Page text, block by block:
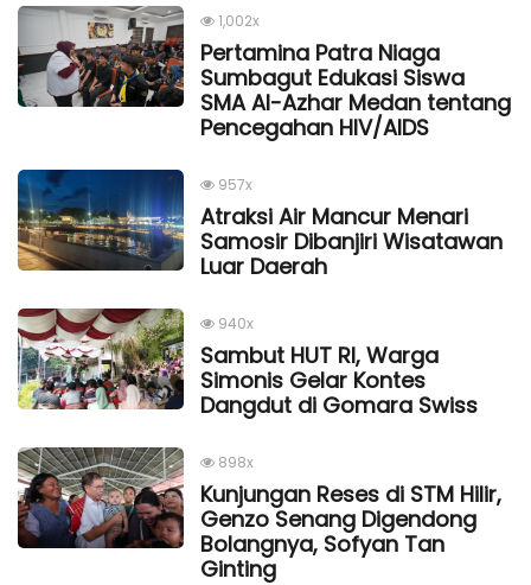
1,002x
Pertamina Patra Niaga
Sumbagut Edukasi Siswa
SMA Al-Azhar Medan tentang
Pencegahan HIV/AIDS
957x
Atraksi Air Mancur Menari
Samosir Dibanjiri Wisatawan
Luar Daerah
940x
Sambut HUT RI, Warga
Simonis Gelar Kontes
Dangdut di Gomara Swiss
898x
Kunjungan Reses di STM Hilir,
Genzo Senang Digendong
Bolangnya, Sofyan Tan
Ginting